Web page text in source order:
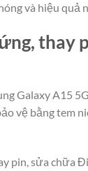
và hiệu quả
Galaxy A15
vệ bằng tem
pin, sửa chữa